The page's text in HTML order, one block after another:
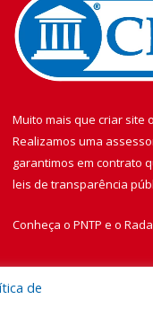
Muito mais que criar site
Realizamos uma
garantimos em contrato
leis de transparência
Conheça o PNTP e o
de